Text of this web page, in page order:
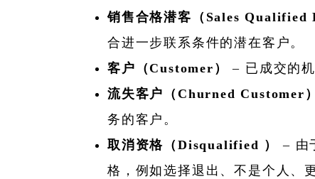
销售合格潜客（Sales Qualified
合进一步联系条件的潜在客户。
客户（Customer）
– 已成交的机
流失客户（Churned Customer
务的客户。
取消资格（Disqualified ）– 由
格，例如选择退出、不是个人、